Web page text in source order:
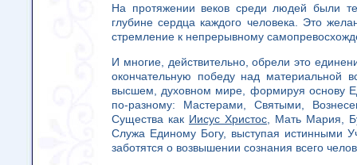
На протяжении веков среди людей были
глубине сердца каждого человека. Это
стремление к непрерывному
И многие, действительно, обрели это
окончательную победу над
высшем, духовном мире, формируя основу
по-разному: Мастерами, Святыми,
Существа как Иисус Христос , Мать Мария,
Служа Единому Богу, выступая истинными
заботятся о возвышении сознания всего